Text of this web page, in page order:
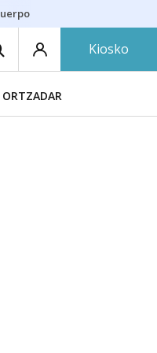
ría
Kiosko
ORTZADAR